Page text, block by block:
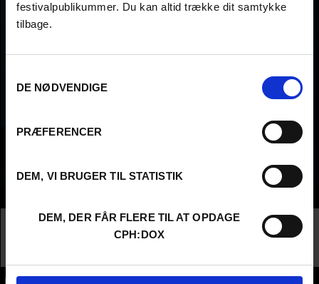
festivalpublikummer. Du kan altid trække dit samtykke
tilbage.
DE NØDVENDIGE
PRÆFERENCER
DEM, VI BRUGER TIL STATISTIK
DEM, DER FÅR FLERE TIL AT OPDAGE
CPH:DOX
Nationalitet
Austria
EUTOPIAFILM